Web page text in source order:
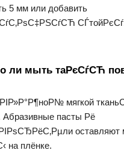
5 мм или добавить
ли мыть таРєСѓСЋ
РІР»Р°Р¶ноР№ мягкой
Абразивные пасты Рё
оставляют
на плёнке.